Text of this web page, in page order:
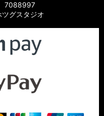
7088997
グスタジオ